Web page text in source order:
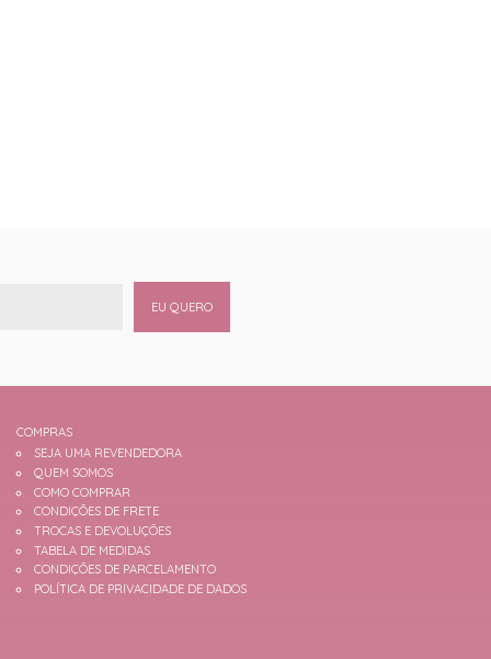
EU QUERO
COMPRAS
SEJA UMA REVENDEDORA
QUEM SOMOS
COMO COMPRAR
CONDIÇÕES DE FRETE
TROCAS E DEVOLUÇÕES
TABELA DE MEDIDAS
CONDIÇÕES DE PARCELAMENTO
POLÍTICA DE PRIVACIDADE DE DADOS